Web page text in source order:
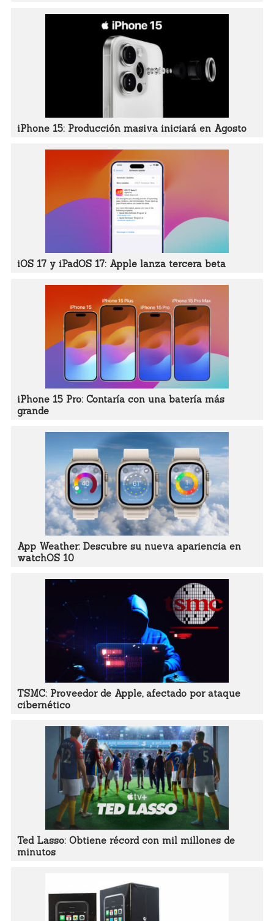
iPhone 15: Producción masiva iniciará en Agosto
iOS 17 y iPadOS 17: Apple lanza tercera beta
iPhone 15 Pro: Contaría con una batería más
grande
App Weather: Descubre su nueva apariencia en
watchOS 10
TSMC: Proveedor de Apple, afectado por ataque
cibernético
Ted Lasso: Obtiene récord con mil millones de
minutos